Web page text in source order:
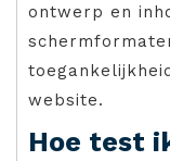
ontwerp en
website.
Hoe test